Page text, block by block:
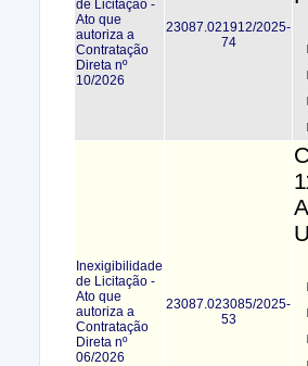
de Licitação -
Ato que
autoriza a
Contratação
Direta nº
10/2026
23087.021912/2025-
74
Inexigibilidade
de Licitação -
Ato que
autoriza a
Contratação
Direta nº
06/2026
23087.023085/2025-
53